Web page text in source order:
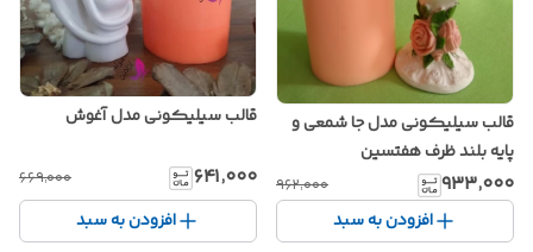
قالب سیلیکونی مدل جا شمعی و
پایه بلند ظرف هفتسین
۹۳۳٬۰۰۰ ۹۶۲٬۰۰۰
افزودن به سبد
قالب سیلیکونی مدل آغوش
۶۴۱٬۰۰۰ ۶۶۹٬۰۰۰
افزودن به سبد